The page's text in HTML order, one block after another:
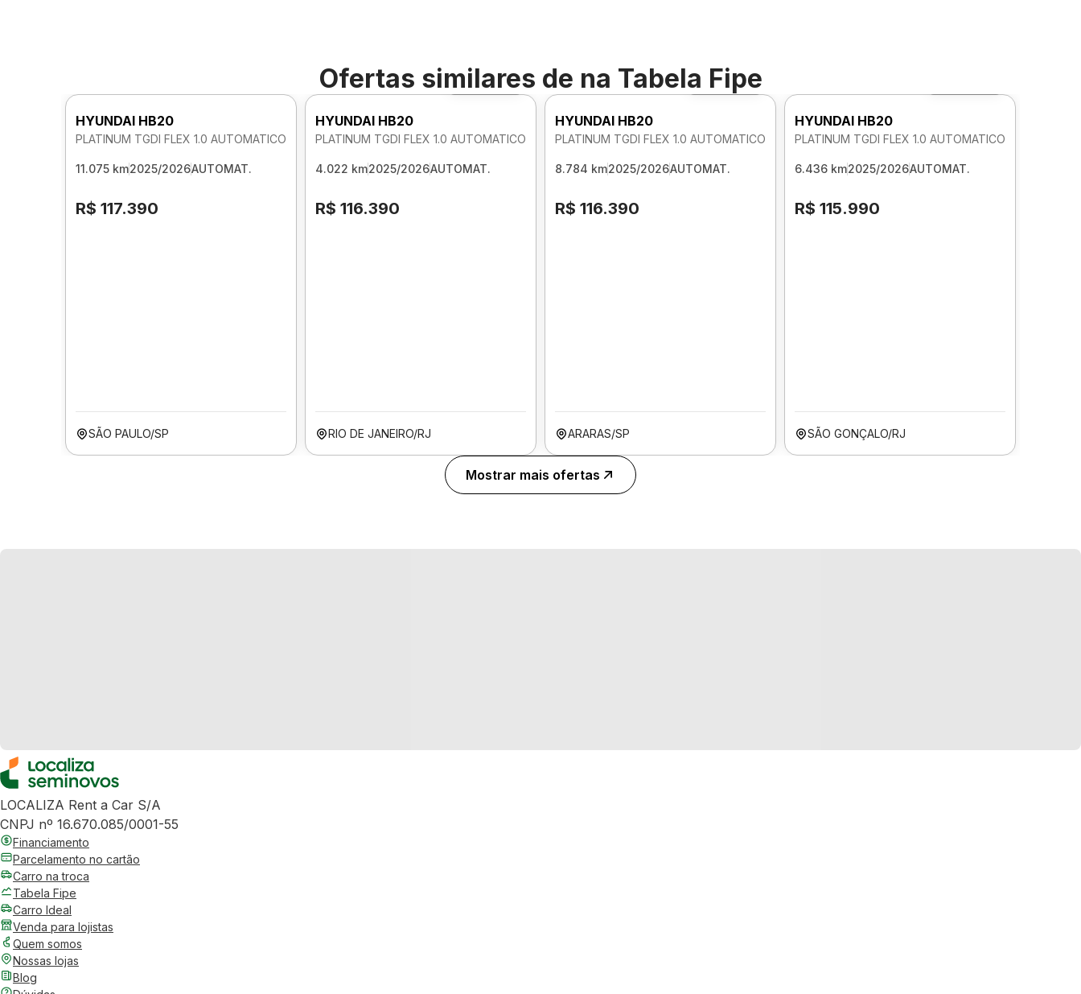
Ofertas similares de na Tabela Fipe
HYUNDAI HB20
PLATINUM TGDI FLEX 1.0 AUTOMATICO
11.075 km2025/2026AUTOMAT.
R$ 117.390
SÃO PAULO/SP
Foto 360º
HYUNDAI HB20
PLATINUM TGDI FLEX 1.0 AUTOMATICO
4.022 km2025/2026AUTOMAT.
R$ 116.390
RIO DE JANEIRO/RJ
Foto 360º
HYUNDAI HB20
PLATINUM TGDI FLEX 1.0 AUTOMATICO
8.784 km2025/2026AUTOMAT.
R$ 116.390
ARARAS/SP
HYUNDAI HB20
PLATINUM TGDI FLEX 1.0 AUTOMATICO
6.436 km2025/2026AUTOMAT.
R$ 115.990
SÃO GONÇALO/RJ
Mostrar mais ofertas
LOCALIZA Rent a Car S/A
CNPJ nº 16.670.085/0001-55
Financiamento
Parcelamento no cartão
Carro na troca
Tabela Fipe
Carro Ideal
Venda para lojistas
Quem somos
Nossas lojas
Blog